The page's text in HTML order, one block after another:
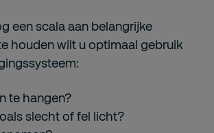
een scala aan belangrijke
houden wilt u optimaal gebruik
te hangen?
slecht of fel licht?